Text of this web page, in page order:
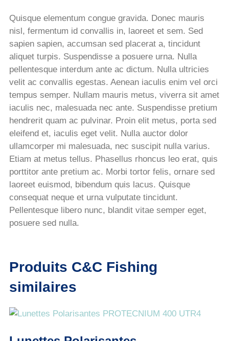
Quisque elementum congue gravida. Donec mauris
nisl, fermentum id convallis in, laoreet et sem. Sed
sapien sapien, accumsan sed placerat a, tincidunt
aliquet turpis. Suspendisse a posuere urna. Nulla
pellentesque interdum ante ac dictum. Nulla ultricies
velit ac convallis egestas. Aenean iaculis enim vel orci
tempus semper. Nullam mauris metus, viverra sit amet
iaculis nec, malesuada nec ante. Suspendisse pretium
hendrerit quam ac pulvinar. Proin elit metus, porta sed
eleifend et, iaculis eget velit. Nulla auctor dolor
ullamcorper mi malesuada, nec suscipit nulla varius.
Etiam at metus tellus. Phasellus rhoncus leo erat, quis
porttitor ante pretium ac. Morbi tortor felis, ornare sed
laoreet euismod, bibendum quis lacus. Quisque
consequat neque et urna vulputate tincidunt.
Pellentesque libero nunc, blandit vitae semper eget,
posuere sed nulla.
Produits C&C Fishing
similaires